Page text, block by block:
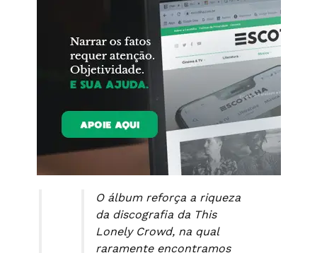
O álbum reforça a riqueza
da discografia da This
Lonely Crowd, na qual
raramente encontramos